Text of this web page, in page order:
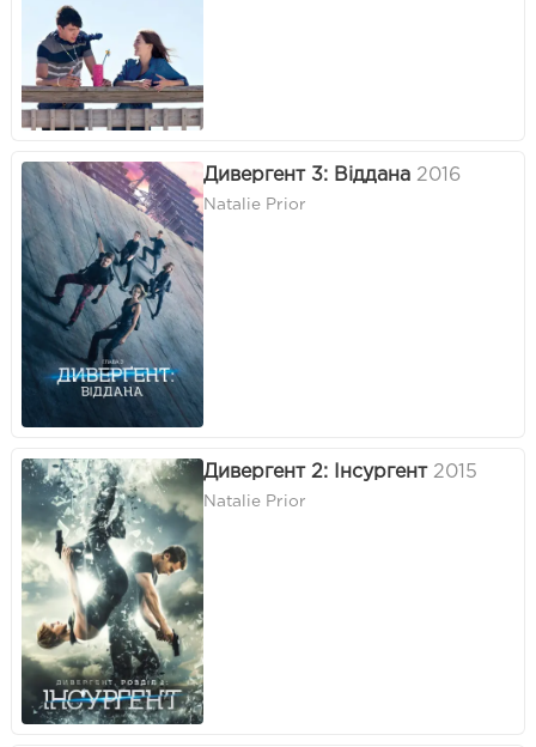
Дивергент 3: Віддана 2016
Natalie Prior
Дивергент 2: Інсургент 2015
Natalie Prior